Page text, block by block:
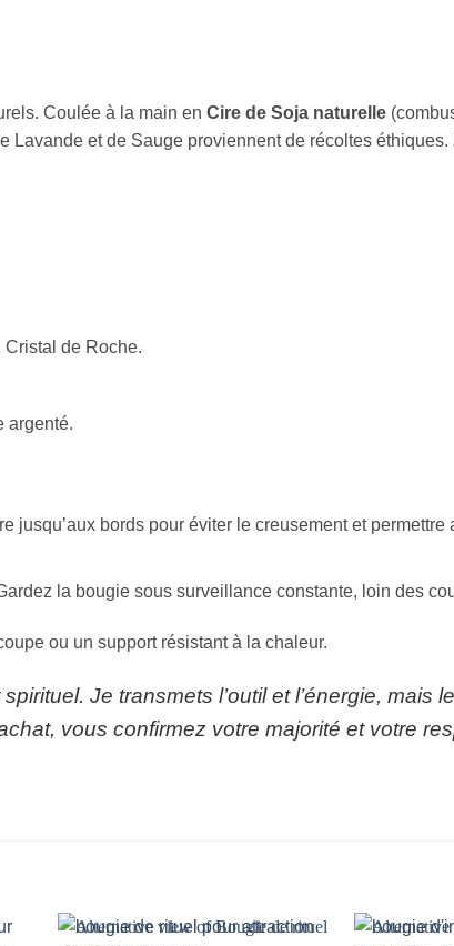
Coulée à la main en Cire de Soja naturelle
Lavande et de Sauge proviennent de récoltes éthiques.
Cristal de Roche.
argenté.
jusqu’aux bords pour éviter le creusement et permettre
la bougie sous surveillance constante, loin des
ou un support résistant à la chaleur.
Je transmets l’outil et l’énergie, mais
vous confirmez votre majorité et votre